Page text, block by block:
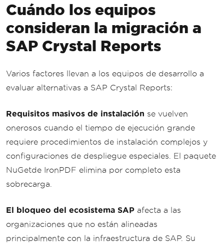
Cuándo los equipos
consideran la migración a
SAP Crystal Reports
Varios factores llevan a los equipos de desarrollo a
evaluar alternativas a SAP Crystal Reports:
Requisitos masivos de instalación se vuelven
onerosos cuando el tiempo de ejecución grande
requiere procedimientos de instalación complejos y
configuraciones de despliegue especiales. El paquete
NuGetde IronPDF elimina por completo esta
sobrecarga.
El bloqueo del ecosistema SAP afecta a las
organizaciones que no están alineadas
principalmente con la infraestructura de SAP. Su